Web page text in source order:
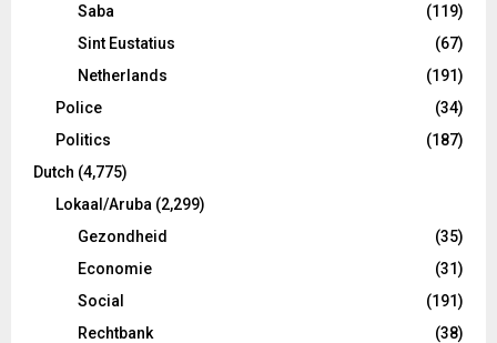
Saba
(119)
Sint Eustatius
(67)
Netherlands
(191)
Police
(34)
Politics
(187)
Dutch (4,775)
Lokaal/Aruba (2,299)
Gezondheid
(35)
Economie
(31)
Social
(191)
Rechtbank
(38)